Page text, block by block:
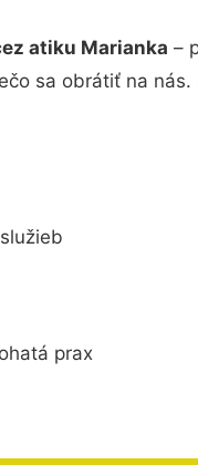
atiku Marianka –
sa obrátiť na
prax